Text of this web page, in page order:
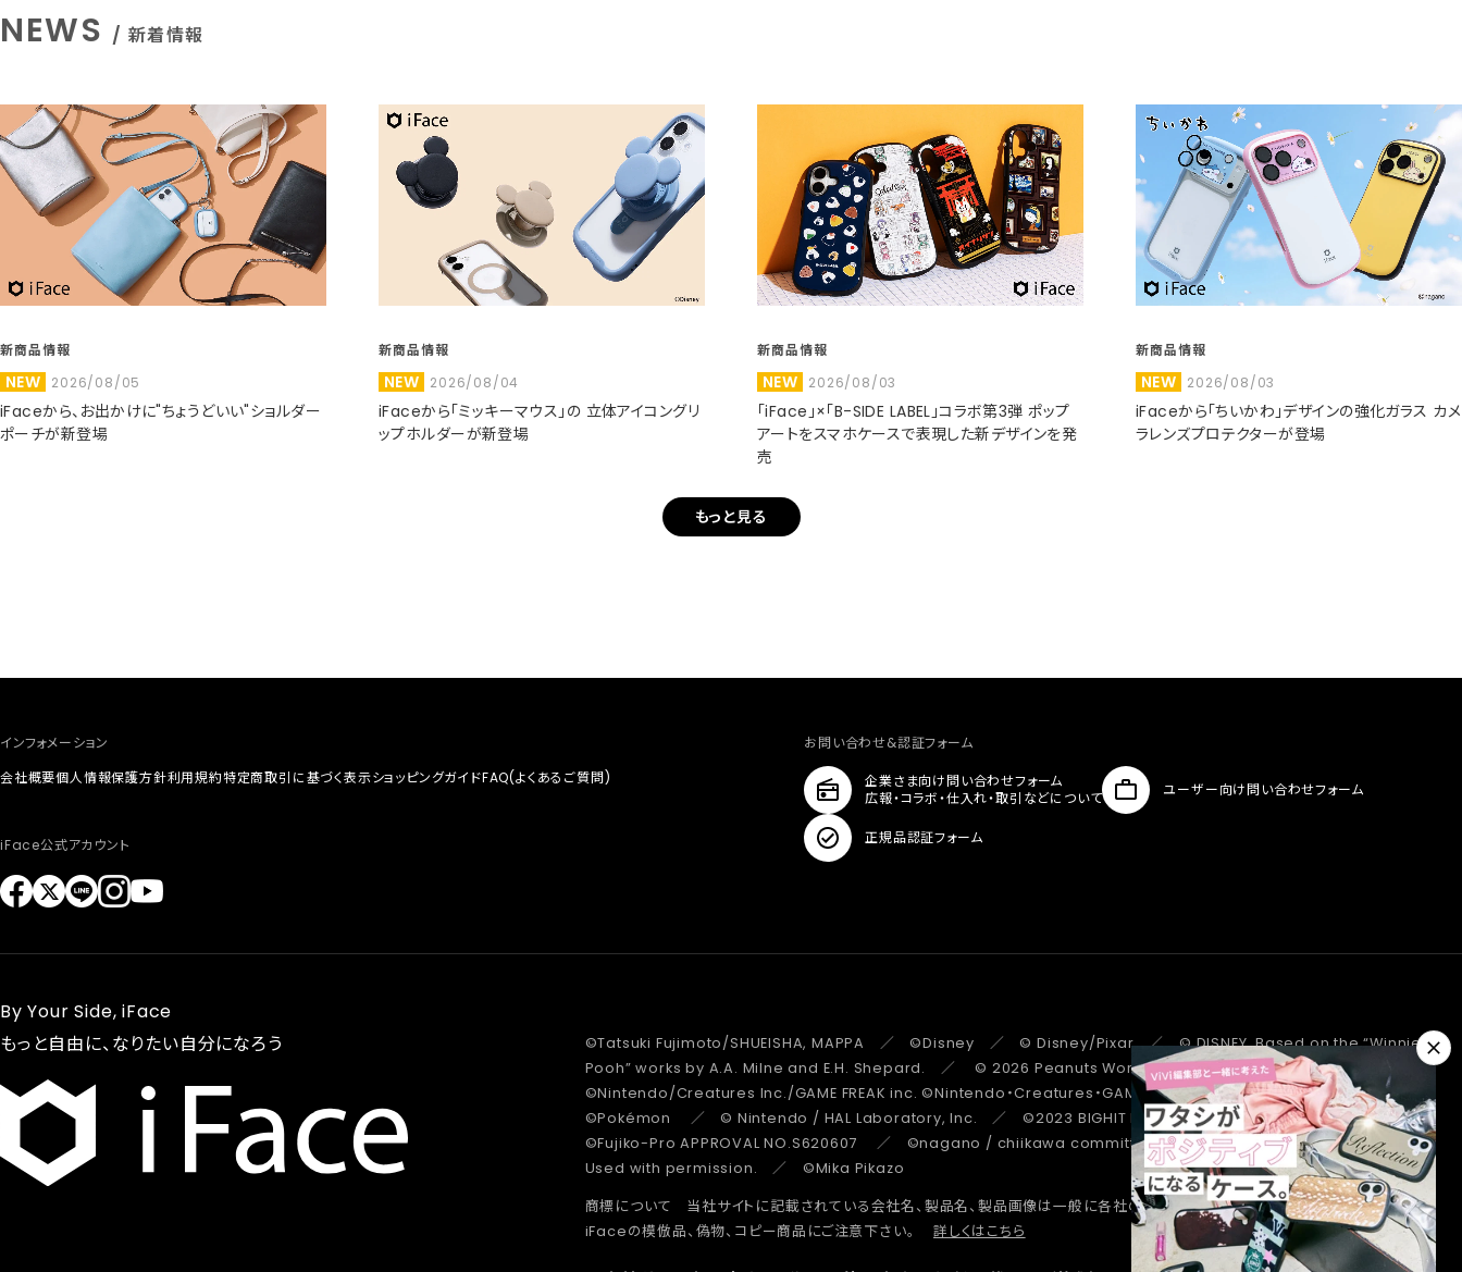
NEWS / 新着情報
新商品情報
NEW 2026/08/05
iFaceから、お出かけに"ちょうどいい"ショルダー
ポーチが新登場
新商品情報
NEW 2026/08/04
iFaceから「ミッキーマウス」の 立体アイコングリ
ップホルダーが新登場
新商品情報
NEW 2026/08/03
「iFace」×「B-SIDE LABEL」コラボ第3弾 ポップ
アートをスマホケースで表現した新デザインを発
売
新商品情報
NEW 2026/08/03
iFaceから「ちいかわ」デザインの強化ガラス カメ
ラレンズプロテクターが登場
もっと見る
インフォメーション
会社概要個人情報保護方針利用規約特定商取引に基づく表示ショッピングガイドFAQ(よくあるご質問)
iFace公式アカウント
お問い合わせ&認証フォーム
企業さま向け問い合わせフォーム
広報・コラボ・仕入れ・取引などについて
ユーザー向け問い合わせフォーム
正規品認証フォーム
©Tatsuki Fujimoto/SHUEISHA, MAPPA ／ ©Disney ／ © Disney/Pixar ／ © DISNEY. Based on the “Winnie the
Pooh” works by A.A. Milne and E.H. Shepard. ／ © 2026 Peanuts Worldwide LLC ／ ©Pokémon.
©Nintendo/Creatures Inc./GAME FREAK inc. ©Nintendo・Creatures・GAME FREAK・TV Tokyo・ShoPro・JR Kikaku
©Pokémon ／ © Nintendo / HAL Laboratory, Inc. ／ ©2023 BIGHIT MUSIC / HYBE. All Rights Reserved. ／
©Fujiko-Pro APPROVAL NO.S620607 ／ ©nagano / chiikawa committee ／ STRANGER THINGS ™/© Netflix.
Used with permission. ／ ©Mika Pikazo
商標について 当社サイトに記載されている会社名、製品名、製品画像は一般に各社の商標または登録商標です。
詳しくはこちら
iFaceの模倣品、偽物、コピー商品にご注意下さい。
詳しくはこちら
By Your Side, iFace
もっと自由に、なりたい自分になろう